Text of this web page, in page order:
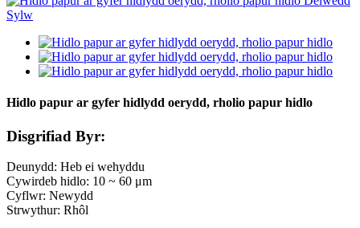
Hidlo papur ar gyfer hidlydd oerydd, rholio papur hidlo
Disgrifiad Byr:
Deunydd: Heb ei wehyddu
Cywirdeb hidlo: 10 ~ 60 μm
Cyflwr: Newydd
Strwythur: Rhôl